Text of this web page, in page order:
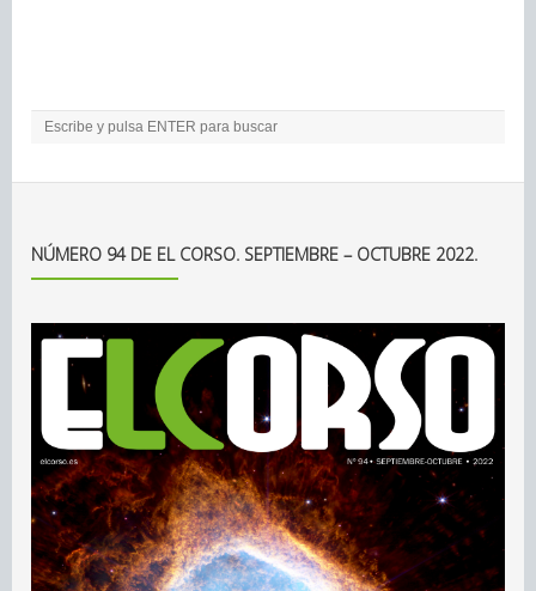
NÚMERO 94 DE EL CORSO. SEPTIEMBRE – OCTUBRE 2022.